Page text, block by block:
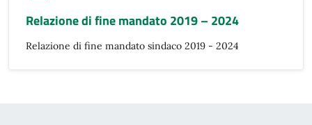
Relazione di fine mandato 2019 – 2024
Relazione di fine mandato sindaco 2019 - 2024